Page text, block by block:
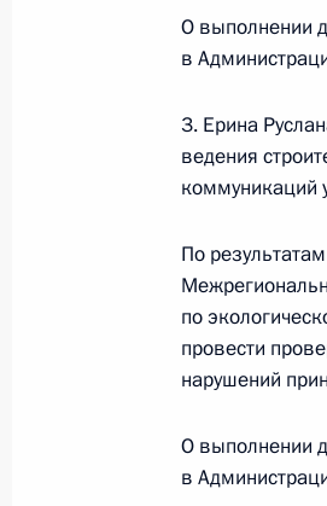
по
10 декабря
15 января 2021
10 декабря
10 декабря
службы по
в Москве
10 декабря 2020
О выполнении
в
3. Ерина
ведения
коммуникаций
По
по
провести
нарушений
О выполнении
в